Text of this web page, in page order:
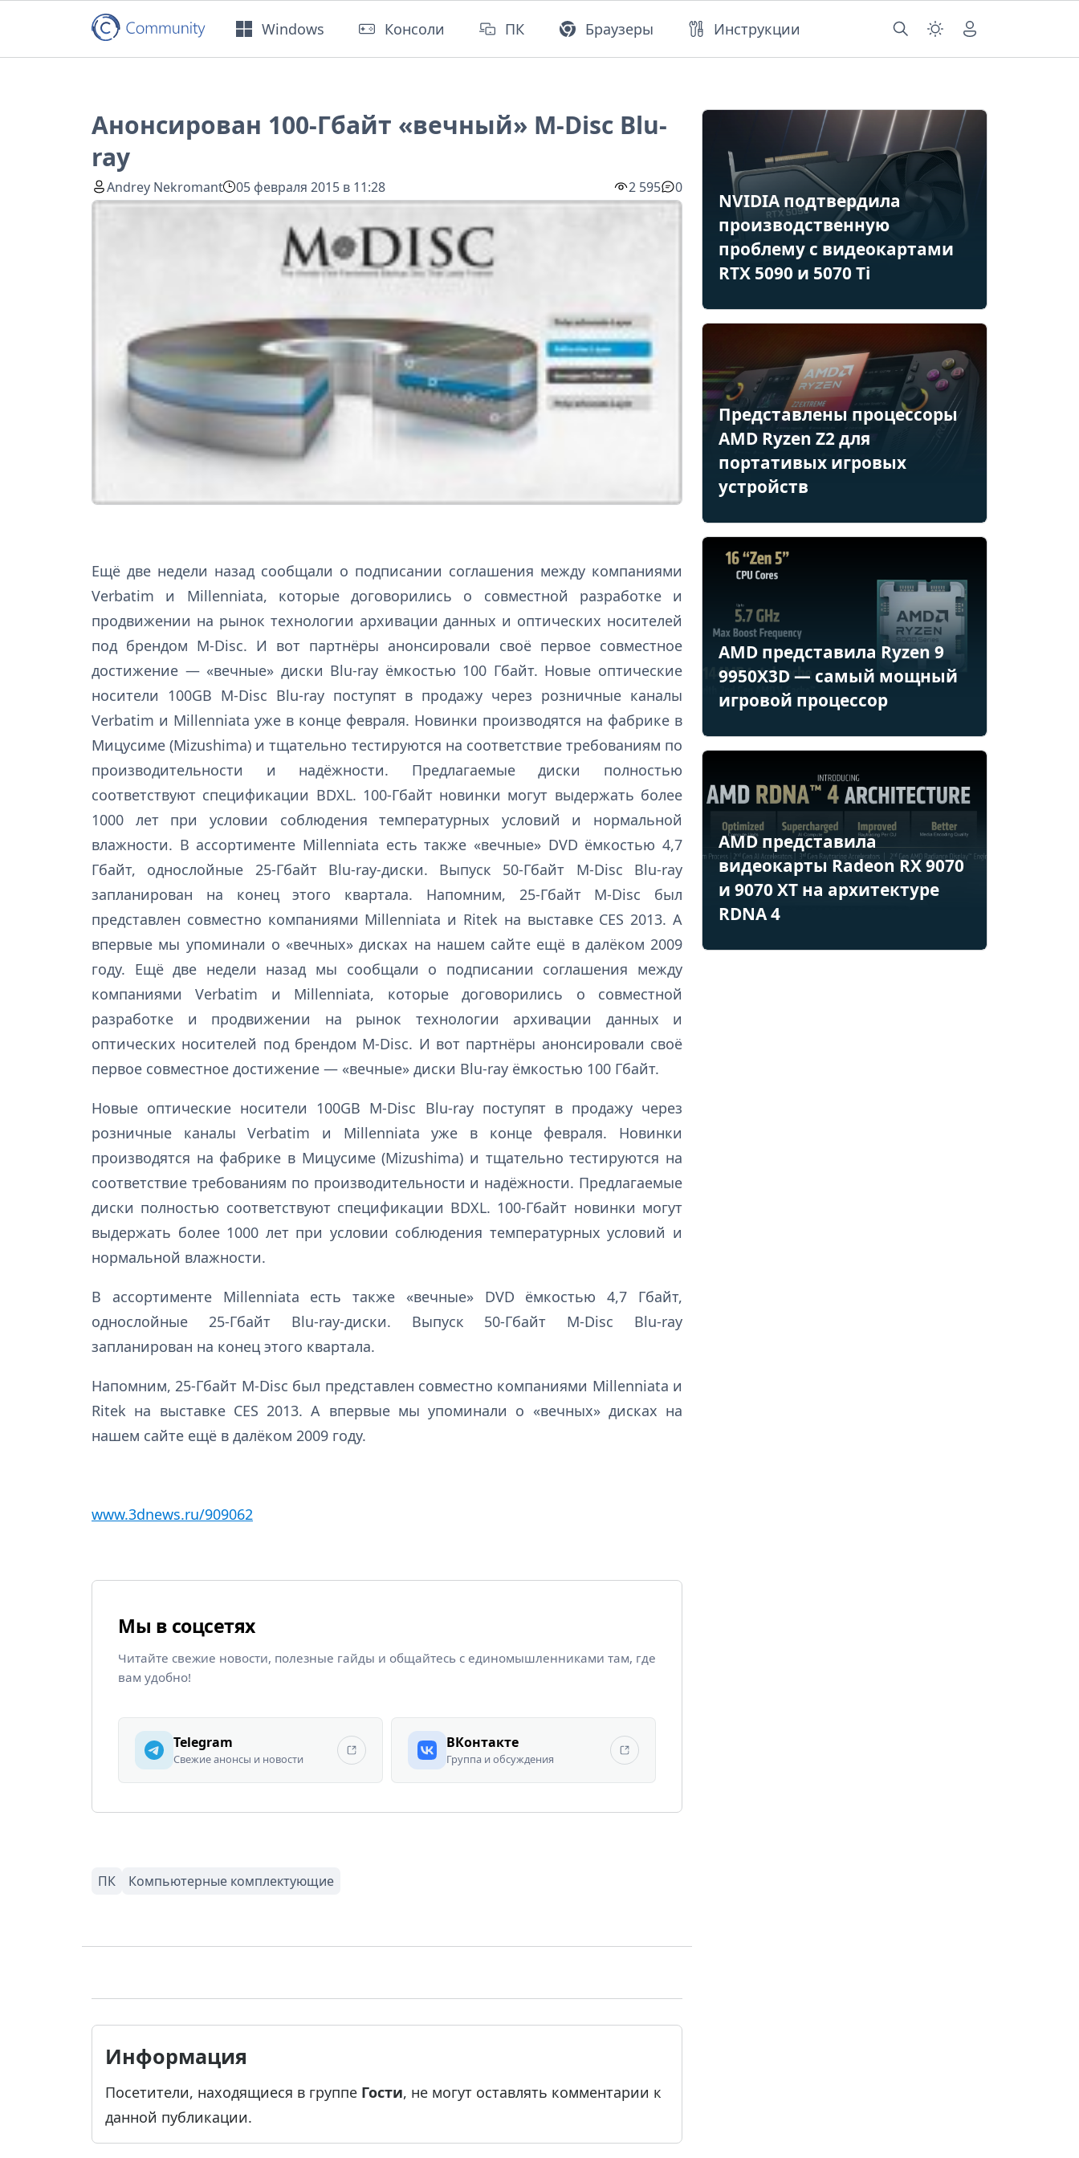
Windows Консоли ПК Браузеры Инструкции
Анонсирован 100-Гбайт «вечный» M-Disc Blu-
ray
Andrey Nekromant 05 февраля 2015 в 11:28 2 595 0
Ещё две недели назад сообщали о подписании соглашения между компаниями
Verbatim и Millenniata, которые договорились о совместной разработке и
продвижении на рынок технологии архивации данных и оптических носителей
под брендом M-Disc. И вот партнёры анонсировали своё первое совместное
достижение — «вечные» диски Blu-ray ёмкостью 100 Гбайт. Новые оптические
носители 100GB M-Disc Blu-ray поступят в продажу через розничные каналы
Verbatim и Millenniata уже в конце февраля. Новинки производятся на фабрике в
Мицусиме (Mizushima) и тщательно тестируются на соответствие требованиям по
производительности и надёжности. Предлагаемые диски полностью
соответствуют спецификации BDXL. 100-Гбайт новинки могут выдержать более
1000 лет при условии соблюдения температурных условий и нормальной
влажности. В ассортименте Millenniata есть также «вечные» DVD ёмкостью 4,7
Гбайт, однослойные 25-Гбайт Blu-ray-диски. Выпуск 50-Гбайт M-Disc Blu-ray
запланирован на конец этого квартала. Напомним, 25-Гбайт M-Disc был
представлен совместно компаниями Millenniata и Ritek на выставке CES 2013. А
впервые мы упоминали о «вечных» дисках на нашем сайте ещё в далёком 2009
году. Ещё две недели назад мы сообщали о подписании соглашения между
компаниями Verbatim и Millenniata, которые договорились о совместной
разработке и продвижении на рынок технологии архивации данных и
оптических носителей под брендом M-Disc. И вот партнёры анонсировали своё
первое совместное достижение — «вечные» диски Blu-ray ёмкостью 100 Гбайт.
Новые оптические носители 100GB M-Disc Blu-ray поступят в продажу через
розничные каналы Verbatim и Millenniata уже в конце февраля. Новинки
производятся на фабрике в Мицусиме (Mizushima) и тщательно тестируются на
соответствие требованиям по производительности и надёжности. Предлагаемые
диски полностью соответствуют спецификации BDXL. 100-Гбайт новинки могут
выдержать более 1000 лет при условии соблюдения температурных условий и
нормальной влажности.
В ассортименте Millenniata есть также «вечные» DVD ёмкостью 4,7 Гбайт,
однослойные 25-Гбайт Blu-ray-диски. Выпуск 50-Гбайт M-Disc Blu-ray
запланирован на конец этого квартала.
Напомним, 25-Гбайт M-Disc был представлен совместно компаниями Millenniata и
Ritek на выставке CES 2013. А впервые мы упоминали о «вечных» дисках на
нашем сайте ещё в далёком 2009 году.
www.3dnews.ru/909062
Мы в соцсетях
Читайте свежие новости, полезные гайды и общайтесь с единомышленниками там, где
вам удобно!
Telegram
Свежие анонсы и новости
ВКонтакте
Группа и обсуждения
Информация
Посетители, находящиеся в группе Гости, не могут оставлять комментарии к
данной публикации.
NVIDIA подтвердила
производственную
проблему с видеокартами
RTX 5090 и 5070 Ti
Представлены процессоры
AMD Ryzen Z2 для
портативых игровых
устройств
AMD представила Ryzen 9
9950X3D — самый мощный
игровой процессор
AMD представила
видеокарты Radeon RX 9070
и 9070 XT на архитектуре
RDNA 4